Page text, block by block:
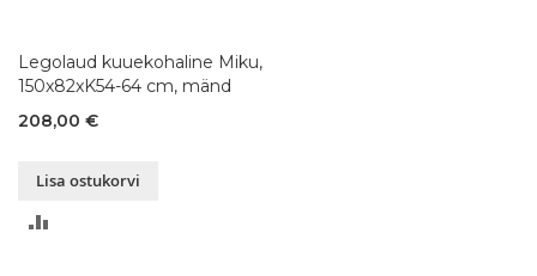
Legolaud kuuekohaline Miku,
150x82xK54-64 cm, mänd
208,00 €
Lisa ostukorvi